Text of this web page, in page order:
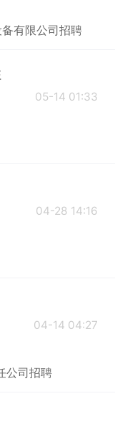
有限公司招聘
05-14 01:33
04-28 14:16
04-14 04:27
公司招聘